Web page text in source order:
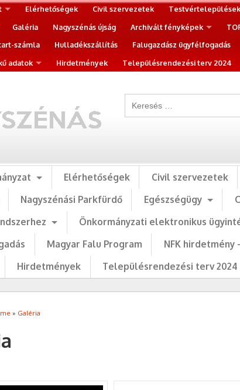
Elérhetőségek Civil szervezetek Testvértelepülések
Galéria Nagyszénás újság Archivált fényképek
számla
Hulladékszállítás Falugazdász ügyfélfogadás
adatok Hirdetmények Településrendezési terv 2024
Elérhetőségek Civil szervezetek
Nagyszénási Parkfürdő Egészségügy
Önkormányzati elektronikus
Magyar Falu Program NFK
Hirdetmények Településrendezési terv 2024
» Galéria